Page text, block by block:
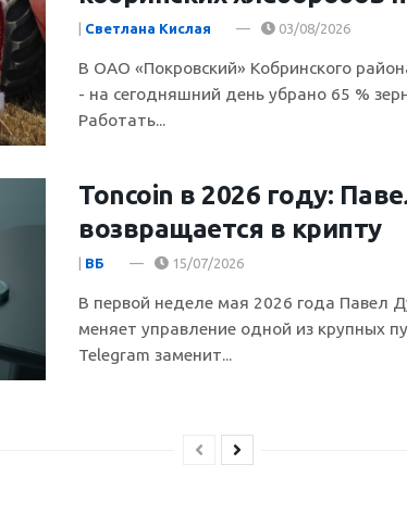
Светлана Кислая 03/08/2026
В ОАО «Покровский» Кобринского
- на сегодняшний день убрано 65 %
Работать...
Toncoin в 2026 году:
возвращается в крипту
ВБ 15/07/2026
В первой неделе мая 2026 года Павел
меняет управление одной из крупных
Telegram заменит...